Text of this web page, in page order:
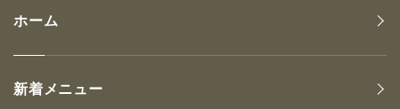
ホーム
新着メニュー